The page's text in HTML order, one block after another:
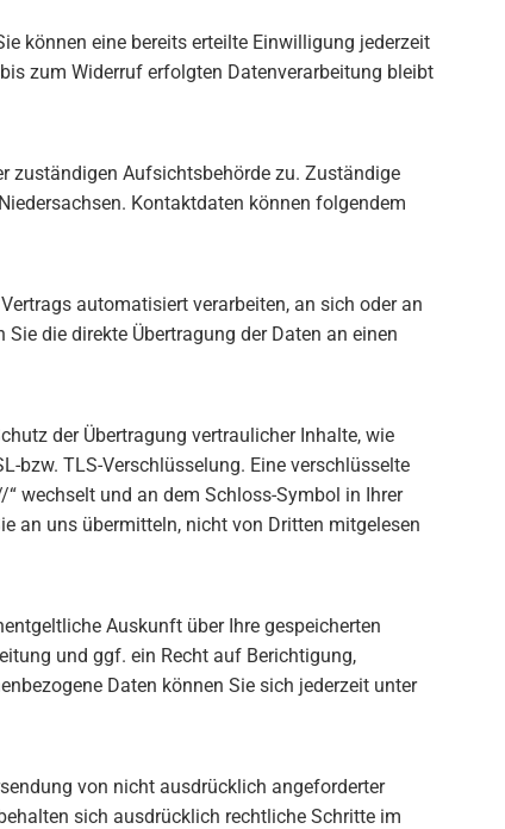
können eine bereits erteilte Einwilligung jederzeit
zum Widerruf erfolgten Datenverarbeitung bleibt
zuständigen Aufsichtsbehörde zu. Zuständige
Kontaktdaten können folgendem
automatisiert verarbeiten, an sich oder an
die direkte Übertragung der Daten an einen
der Übertragung vertraulicher Inhalte, wie
bzw. TLS-Verschlüsselung. Eine verschlüsselte
wechselt und an dem Schloss-Symbol in Ihrer
an uns übermitteln, nicht von Dritten mitgelesen
Auskunft über Ihre gespeicherten
und ggf. ein Recht auf Berichtigung,
Daten können Sie sich jederzeit unter
von nicht ausdrücklich angeforderter
sich ausdrücklich rechtliche Schritte im